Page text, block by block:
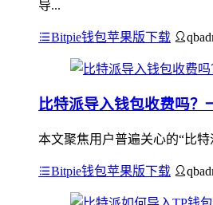
导...
Bitpie钱包苹果版下载
比特派导入钱包收费吗？
本文聚焦用户普遍关心的“比
Bitpie钱包苹果版下载